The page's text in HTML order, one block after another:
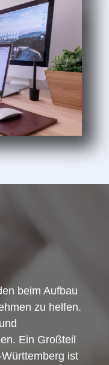
beim Aufbau
zu helfen.
Ein Großteil
ist